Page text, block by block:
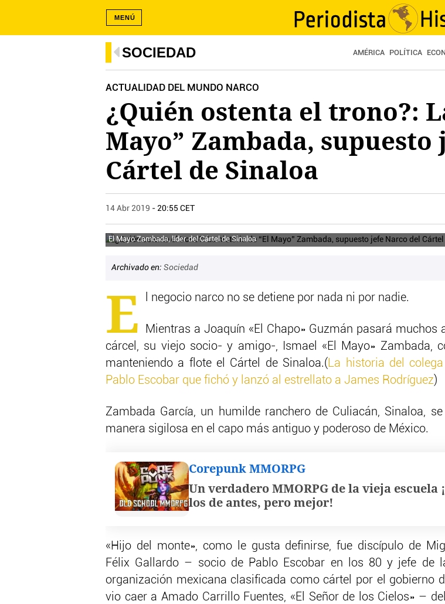
MENÚ
SOCIEDAD AMÉRICA POLÍTICA
ACTUALIDAD DEL MUNDO NARCO
¿Quién ostenta el trono?:
Mayo” Zambada,
Cártel de Sinaloa
14 Abr 2019 - 20:55 CET
El Mayo Zambada, líder del Cártel de Sinaloa
Archivado en: Sociedad
E l negocio narco no se detiene por nada ni por nadie.
Mientras a Joaquín «El Chapo» Guzmán pasará muchos
cárcel, su viejo socio- y amigo-, Ismael «El Mayo» Zambada,
manteniendo a flote el Cártel de Sinaloa.( La historia del
Pablo Escobar que fichó y lanzó al estrellato a James Rodríguez)
Zambada García, un humilde ranchero de Culiacán, Sinaloa,
manera sigilosa en el capo más antiguo y poderoso de México.
Corepunk MMORPG
Un verdadero MMORPG de la vieja escuela
los de antes, pero mejor!
«Hijo del monte», como le gusta definirse, fue discípulo de
Félix Gallardo – socio de Pablo Escobar en los 80 y jefe de
organización mexicana clasificada como cártel por el gobierno
vio caer a Amado Carrillo Fuentes, «El Señor de los Cielos» –